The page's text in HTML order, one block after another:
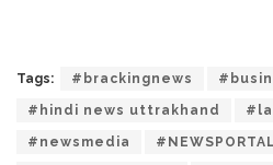
Tags: #brackingnews
#hindi news uttrakhand
#newsmedia #NEWSPORTAL